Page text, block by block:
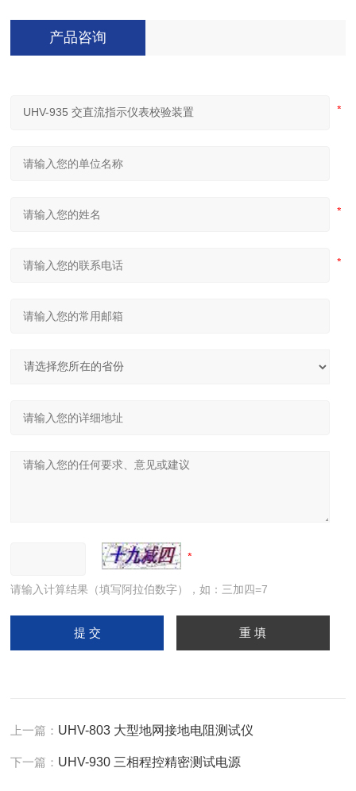
产品咨询
请输入计算结果（填写阿拉伯数字），如：三加四=7
上一篇： UHV-803 大型地网接地电阻测试仪
下一篇： UHV-930 三相程控精密测试电源